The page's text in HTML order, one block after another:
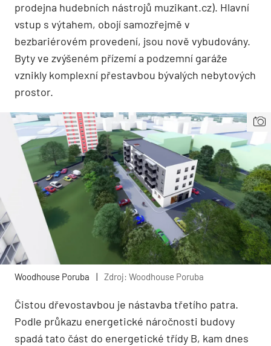
prodejna hudebních nástrojů muzikant.cz). Hlavní
vstup s výtahem, obojí samozřejmě v
bezbariérovém provedení, jsou nově vybudovány.
Byty ve zvýšeném přízemí a podzemní garáže
vznikly komplexní přestavbou bývalých nebytových
prostor.
Woodhouse Poruba | Zdroj: Woodhouse Poruba
Čistou dřevostavbou je nástavba třetího patra.
Podle průkazu energetické náročnosti budovy
spadá tato část do energetické třídy B, kam dnes